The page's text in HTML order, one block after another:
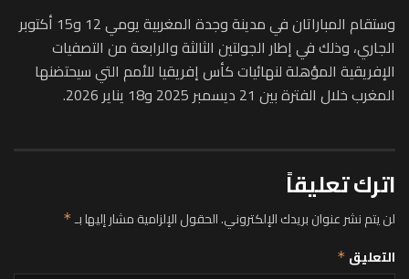
وستقام المباراتان في مدينة وجدة المغربية يومي 12 و15 أكتوبر
الجاري، وذلك في إطار الجولتين الثالثة والرابعة من التصفيات
الإفريقية المؤهلة لنهائيات كأس إفريقيا للأمم التي سيحتضنها
المغرب خلال الفترة بين 21 ديسمبر 2025 و18 يناير 2026.
اترك تعليقاً
لن يتم نشر عنوان بريدك الإلكتروني.الحقول الإلزامية مشار إليها بـ*
التعليق *